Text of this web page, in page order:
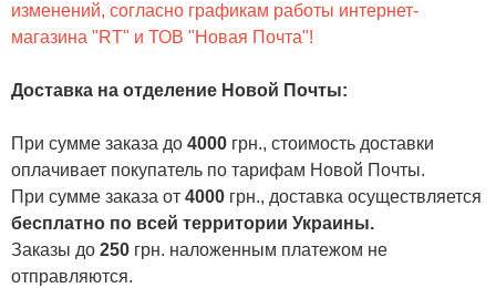
изменений, согласно графикам работы интернет-
магазина "RT" и ТОВ "Новая Почта"!
Доставка на отделение Новой Почты:
При сумме заказа до 4000 грн., стоимость доставки
оплачивает покупатель по тарифам Новой Почты.
При сумме заказа от 4000 грн., доставка осуществляется
бесплатно по всей территории Украины.
Заказы до 250 грн. наложенным платежом не
отправляются.